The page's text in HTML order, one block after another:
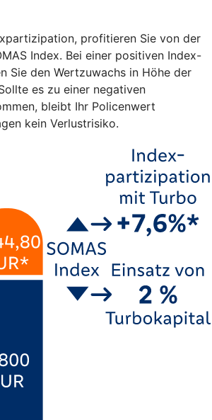
profitieren Sie von der
Index. Bei einer positiven Index-
Sie den Wertzuwachs in Höhe der
es zu einer negativen
bleibt Ihr Policenwert
kein Verlustrisiko.